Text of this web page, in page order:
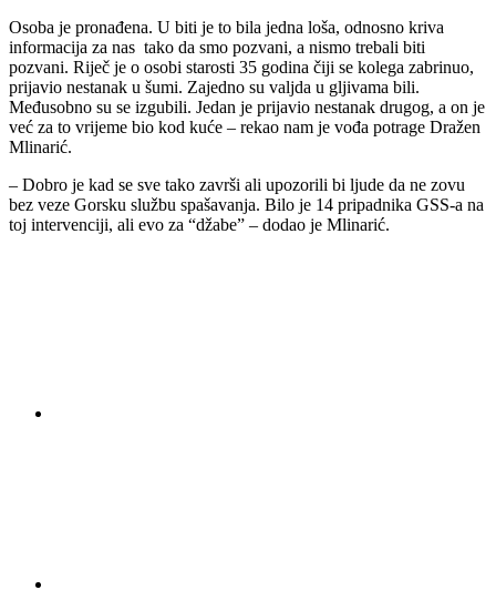
Osoba je pronađena. U biti je to bila jedna loša, odnosno kriva
informacija za nas tako da smo pozvani, a nismo trebali biti
pozvani. Riječ je o osobi starosti 35 godina čiji se kolega zabrinuo,
prijavio nestanak u šumi. Zajedno su valjda u gljivama bili.
Međusobno su se izgubili. Jedan je prijavio nestanak drugog, a on je
već za to vrijeme bio kod kuće – rekao nam je vođa potrage Dražen
Mlinarić.
– Dobro je kad se sve tako završi ali upozorili bi ljude da ne zovu
bez veze Gorsku službu spašavanja. Bilo je 14 pripadnika GSS-a na
toj intervenciji, ali evo za “džabe” – dodao je Mlinarić.